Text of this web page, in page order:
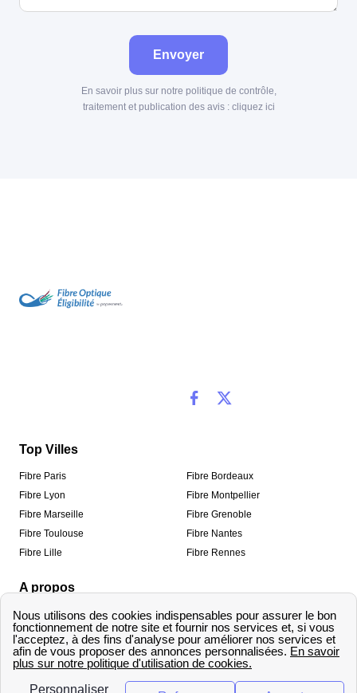
Envoyer
En savoir plus sur notre politique de contrôle,
traitement et publication des avis : cliquez ici
Top Villes
Fibre Paris
Fibre Lyon
Fibre Marseille
Fibre Toulouse
Fibre Lille
Fibre Bordeaux
Fibre Montpellier
Fibre Grenoble
Fibre Nantes
Fibre Rennes
A propos
Qui sommes-nous ?
Informations de contact
Méthodologie de classement
Mentions légales
Traitement des avis
Copyright © fibre-optique-eligibilite.fr 2026 – Tous